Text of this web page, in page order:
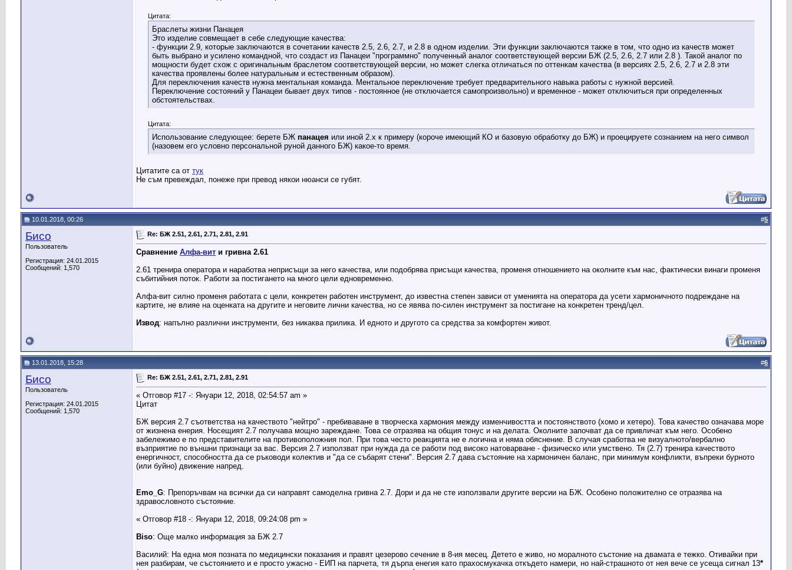
Цитата:
Браслеты жизни Панацея
Это изделие совмещает в себе следующие качества:
- функции 2.9, которые заключаются в сочетании качеств 2.5, 2.6, 2.7, и 2.8 в одном изделии. Эти функции заключаются также в том, что одно из качеств может
быть выбрано и усилено командной, что создаст из Панацеи "программно" полученный аналог соответствующей версии БЖ (2.5, 2.6, 2.7 или 2.8 ). Такой аналог по
мощности будет схож с оригинальным браслетом соответствующей версии, но может слегка отличаться по оттенкам качества (в версиях 2.5, 2.6, 2.7 и 2.8 эти
качества проявлены более натуральным и естественным образом).
Для переключения качеств нужна ментальная команда. Ментальное переключение требует предварительного навыка работы с нужной версией.
Переключение состояний у Панацеи бывает двух типов - постоянное (не отключается самопроизвольно) и временное - может отключиться при определенных
обстоятельствах.
Цитата:
Использование следующее: берете БЖ панацея или иной 2.х к примеру (короче имеющий КО и базовую обработку до БЖ) и проецируете сознанием на него символ
(назовем его условно персональной руной данного БЖ) какое-то время.
Цитатите са от тук
Не съм превеждал, понеже при превод някои нюанси се губят.
10.01.2018, 00:26 #5
Бисо
Пользователь
Регистрация: 24.01.2015
Сообщений: 1,570
Re: БЖ 2.51, 2.61, 2.71, 2.81, 2.91
Сравнение Алфа-вит и гривна 2.61
2.61 тренира оператора и наработва неприсъщи за него качества, или подобрява присъщи качества, променя отношението на околните към нас, фактически винаги променя
събитийния поток. Работи за постигането на много цели едновременно.
Алфа-вит силно променя работата с цели, конкретен работен инструмент, до известна степен зависи от уменията на оператора да усети хармоничното подреждане на
картите, не влияе на оценката на другите и неговите лични качества, но се явява по-силен инструмент за постигане на конкретен тренд/цел.
Извод: напълно различни инструменти, без никаква прилика. И едното и другото са средства за комфортен живот.
13.01.2018, 15:28 #6
Бисо
Пользователь
Регистрация: 24.01.2015
Сообщений: 1,570
Re: БЖ 2.51, 2.61, 2.71, 2.81, 2.91
« Отговор #17 -: Януари 12, 2018, 02:54:57 am »
Цитат
БЖ версия 2.7 съответства на качеството "нейтро" - пребиваване в творческа хармония между изменчивостта и постоянството (хомо и хетеро). Това качество означава море
от жизнена енерия. Носещият 2.7 получава мощно зареждане. Това се отразява на общия тонус и на делата. Околните започват да се привличат към него. Особено
забележимо е по представителите на противоположния пол. При това често реакцията не е логична и няма обяснение. В случая сработва не визуалното/вербално
възприятие по външни признаци за вас. Версия 2.7 използват при нужда да се работи под високо натоварване - физическо или умствено. Тя (2.7) тренира качеството
енергичност, способността да се ръководи колектив и "да се събарят стени". Версия 2.7 дава състояние на хармоничен баланс, при минимум конфликти, въпреки бурното
(или буйно) движение напред.
Emo_G: Препоръчвам на всички да си направят самоделна гривна 2.7. Дори и да не сте използвали другите версии на БЖ. Особено положително се отразява на
здравословното състояние.
« Отговор #18 -: Януари 12, 2018, 09:24:08 pm »
Biso: Още малко информация за БЖ 2.7
Василий: На една моя позната по медицински показания и правят цезерово сечение в 8-ия месец. Детето е живо, но моралното състоние на двамата е тежко. Отивайки при
нея разбирам, че състоянието и е просто ужасно - ЕИП на парчета, тя дърпа енегия като прахосмукачка откъдето намери, но най-страшното от нея вече се усеща сигнал 13*